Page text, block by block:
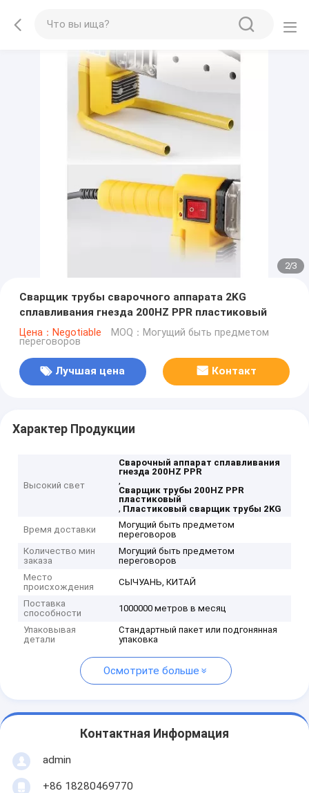
2/3
Сварщик трубы сварочного аппарата 2KG
сплавливания гнезда 200HZ PPR пластиковый
Цена：Negotiable MOQ：Могущий быть предметом
переговоров
Лучшая цена Контакт
Характер Продукции
Высокий свет
Сварочный аппарат сплавливания
гнезда 200HZ PPR
,
Сварщик трубы 200HZ PPR
пластиковый
, Пластиковый сварщик трубы 2KG
Время доставки
Могущий быть предметом
переговоров
Количество мин
заказа
Могущий быть предметом
переговоров
Место
происхождения
СЫЧУАНЬ, КИТАЙ
Поставка
способности
1000000 метров в месяц
Упаковывая
детали
Стандартный пакет или подгонянная
упаковка
Осмотрите больше
Контактная Информация
admin
+86 18280469770